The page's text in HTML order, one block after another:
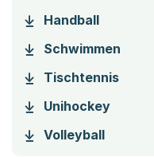
Handball(Startet
Schwimmen
Tischtennis
Unihockey
Volleyball(Startet